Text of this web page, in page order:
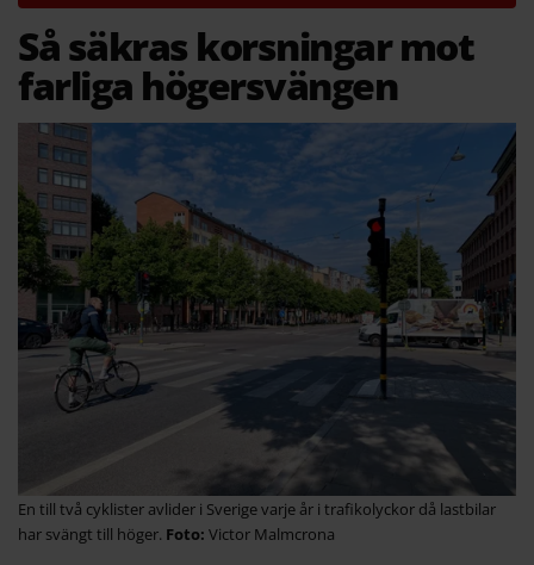
Så säkras korsningar mot
farliga högersvängen
En till två cyklister avlider i Sverige varje år i trafikolyckor då lastbilar
har svängt till höger.
Victor Malmcrona